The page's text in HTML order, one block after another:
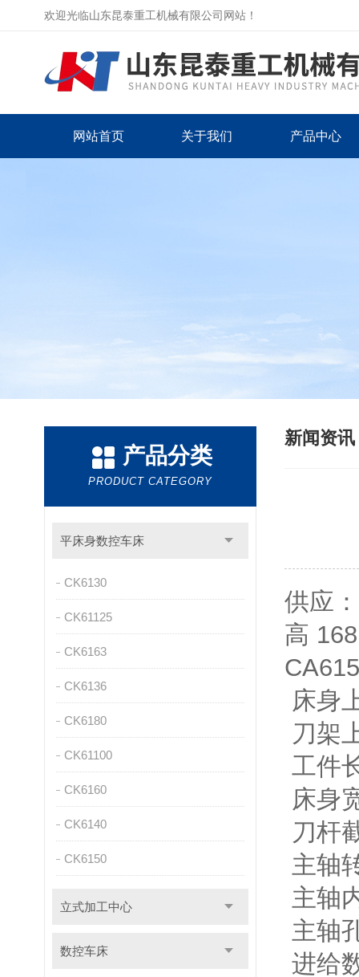
欢迎光临山东昆泰重工机械有限公司网站！
网站首页 关于我们 产品中心
产品分类
PRODUCT CATEGORY
平床身数控车床
CK6130
CK61125
CK6163
CK6136
CK6180
CK61100
CK6160
CK6140
CK6150
立式加工中心
数控车床
新闻资讯
供应
高
床身
刀架
工件
床身
刀杆
主轴
主轴
主轴
进给